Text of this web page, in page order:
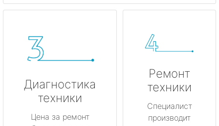
Диагностика
техники
Цена за ремонт
Ремонт
техники
Специалист
производит